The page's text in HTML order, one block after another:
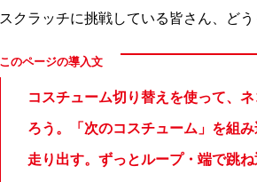
スクラッチに挑戦している皆さん、ど
コスチューム切り替えを使って、
ろう。「次のコスチューム」を組
走り出す。ずっとループ・端で跳